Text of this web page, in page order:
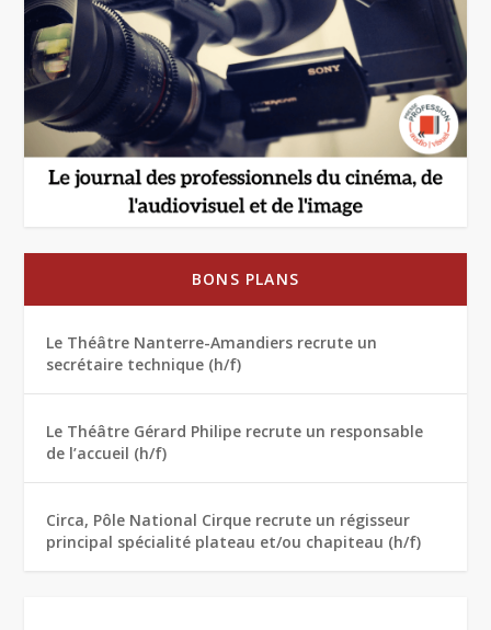
BONS PLANS
Le Théâtre Nanterre-Amandiers recrute un
secrétaire technique (h/f)
Le Théâtre Gérard Philipe recrute un responsable
de l’accueil (h/f)
Circa, Pôle National Cirque recrute un régisseur
principal spécialité plateau et/ou chapiteau (h/f)